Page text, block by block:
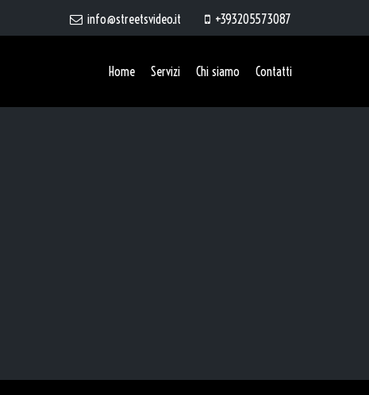
+393205573087
info@streetsvideo.it
Home Servizi Chi siamo Contatti